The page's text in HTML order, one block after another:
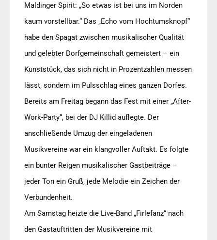
Maldinger Spirit: „So etwas ist bei uns im Norden
kaum vorstellbar.“ Das „Echo vom Hochtumsknopf“
habe den Spagat zwischen musikalischer Qualität
und gelebter Dorfgemeinschaft gemeistert – ein
Kunststück, das sich nicht in Prozentzahlen messen
lässt, sondern im Pulsschlag eines ganzen Dorfes.
Bereits am Freitag begann das Fest mit einer „After-
Work-Party“, bei der DJ Killid auflegte. Der
anschließende Umzug der eingeladenen
Musikvereine war ein klangvoller Auftakt. Es folgte
ein bunter Reigen musikalischer Gastbeiträge –
jeder Ton ein Gruß, jede Melodie ein Zeichen der
Verbundenheit.
Am Samstag heizte die Live-Band „Firlefanz“ nach
den Gastauftritten der Musikvereine mit